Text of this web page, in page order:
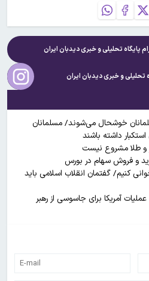
پایگاه تحلیلی و خبریدیدبان ایران
تحلیلی و خبریدیدبان ایران
خوشحال می‌شوند/ مسلمانان
داشته باشند
و طلا مشروع نیست
خرید و فروش سهام در بورس
کنیم/ گفتمان انقلاب اسلامی باید
آمریکا برای جاسوسی از رهبر